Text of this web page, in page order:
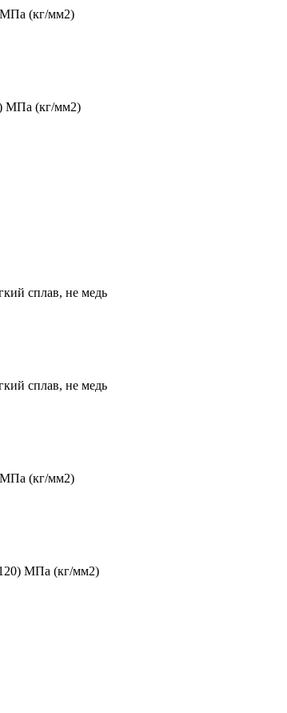
МПа (кг/мм2)
МПа (кг/мм2)
сплав, не медь
сплав, не медь
МПа (кг/мм2)
120) МПа (кг/мм2)